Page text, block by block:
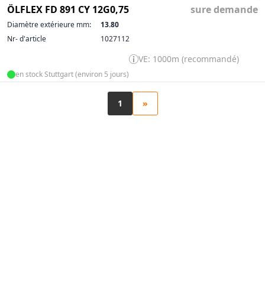
ÖLFLEX FD 891 CY 12G0,75 sure demande
Diamètre extérieure mm:
13.80
Nr- d'article
1027112
VE: 1000m (recommandé)
en stock Stuttgart (environ 5 jours)
1 »